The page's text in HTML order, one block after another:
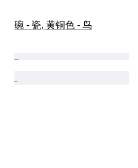
碗 - 瓷, 黄铜色 - 鸟